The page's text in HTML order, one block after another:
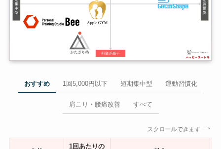
おすすめ 1回5,000円以下 短期集中型 運動習慣化
肩こり・腰痛改善 すべて
スクロールできます
1回あたりの